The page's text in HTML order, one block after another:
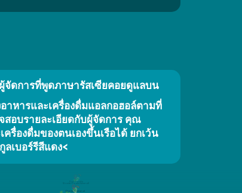
จัดการที่พูดภาษารัสเซียคอยดูแลบน
อาหารและเครื่องดื่มแอลกอฮอล์ตามที่
สอบรายละเอียดกับผู้จัดการ คุณ
รื่องดื่มของตนเองขึ้นเรือได้ ยกเว้น
ลเบอร์รีสีแดง<
Chicken Island